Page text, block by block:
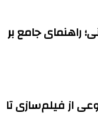
راهنمای جامع بر
از فیلم‌سازی تا